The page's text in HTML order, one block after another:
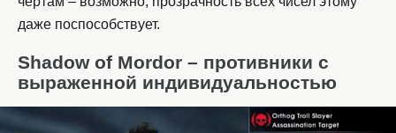
даже поспособствует.
Shadow of Mordor – противники с
выраженной индивидуальностью